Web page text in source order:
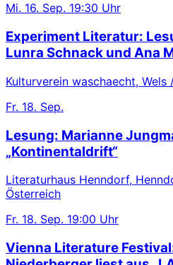
Mi. 16. Sep. 19:30 Uhr
Experiment Literatur:
Lunra Schnack und Ana
Kulturverein waschaecht, Wels
Fr. 18. Sep.
Lesung: Marianne
„Kontinentaldrift“
Literaturhaus Henndorf,
Österreich
Fr. 18. Sep. 19:00 Uhr
Vienna Literature